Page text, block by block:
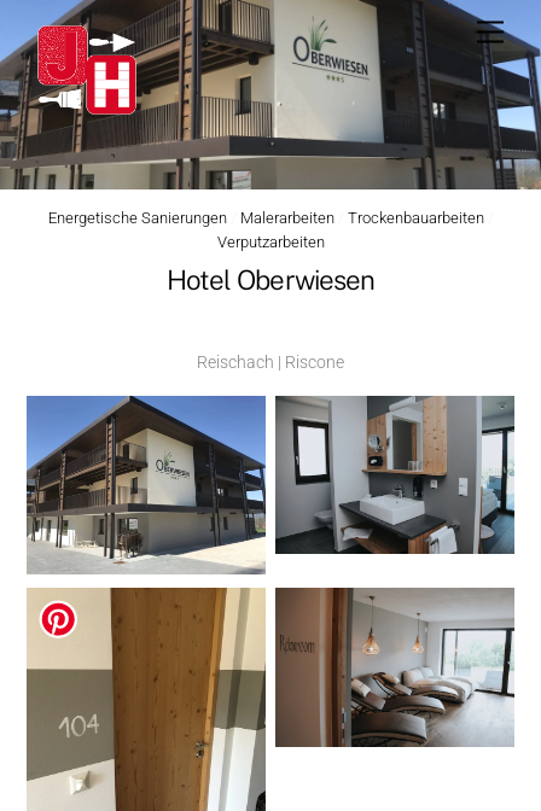
content
Energetische Sanierungen Malerarbeiten Trockenbauarbeiten
Verputzarbeiten
Hotel Oberwiesen
Reischach | Riscone